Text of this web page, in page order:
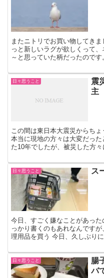
またニトリでお買い物してき
っと新しいラグが欲しくって
～と思っていた柄だったので
日々思うこと
震
主
この間は東日本大震災からち
本当に現地の方々は大変だっ
た10年でしたが、被災した方
日々思うこと ス
今日、すごく嫌なことがあっ
っかり書くのもあれなんです
理用品を買う 今日、久しぶり
日々思うこと
腸
バ